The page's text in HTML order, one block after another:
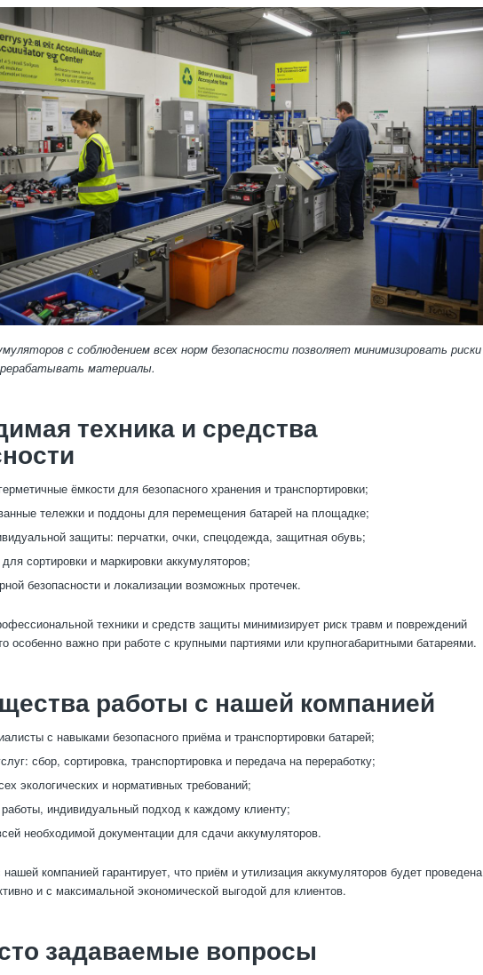
с соблюдением всех норм безопасности позволяет минимизировать риски
материалы.
техника и средства
ёмкости для безопасного хранения и транспортировки;
тележки и поддоны для перемещения батарей на площадке;
защиты: перчатки, очки, спецодежда, защитная обувь;
сортировки и маркировки аккумуляторов;
безопасности и локализации возможных протечек.
техники и средств защиты минимизирует риск травм и повреждений
особенно важно при работе с крупными партиями или крупногабаритными батареями.
работы с нашей компанией
с навыками безопасного приёма и транспортировки батарей;
сбор, сортировка, транспортировка и передача на переработку;
экологических и нормативных требований;
работы, индивидуальный подход к каждому клиенту;
необходимой документации для сдачи аккумуляторов.
компанией гарантирует, что приём и утилизация аккумуляторов будет проведена
и с максимальной экономической выгодой для клиентов.
задаваемые вопросы